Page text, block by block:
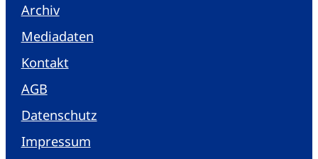
Archiv
Mediadaten
Kontakt
AGB
Datenschutz
Impressum